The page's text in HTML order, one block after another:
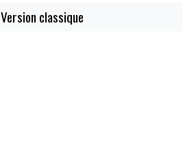
Version classique